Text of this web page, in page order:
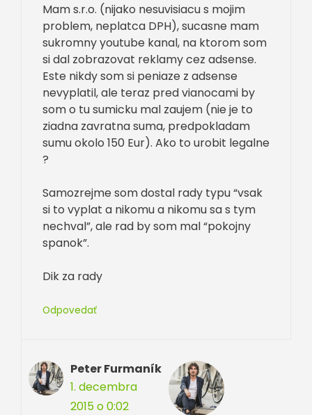
Mam s.r.o. (nijako nesuvisiacu s mojim
problem, neplatca DPH), sucasne mam
sukromny youtube kanal, na ktorom som
si dal zobrazovat reklamy cez adsense.
Este nikdy som si peniaze z adsense
nevyplatil, ale teraz pred vianocami by
som o tu sumicku mal zaujem (nie je to
ziadna zavratna suma, predpokladam
sumu okolo 150 Eur). Ako to urobit legalne
?
Samozrejme som dostal rady typu “vsak
si to vyplat a nikomu a nikomu sa s tym
nechval”, ale rad by som mal “pokojny
spanok”.
Dik za rady
Odpovedať
Peter Furmaník
1. decembra
2015 o 0:02